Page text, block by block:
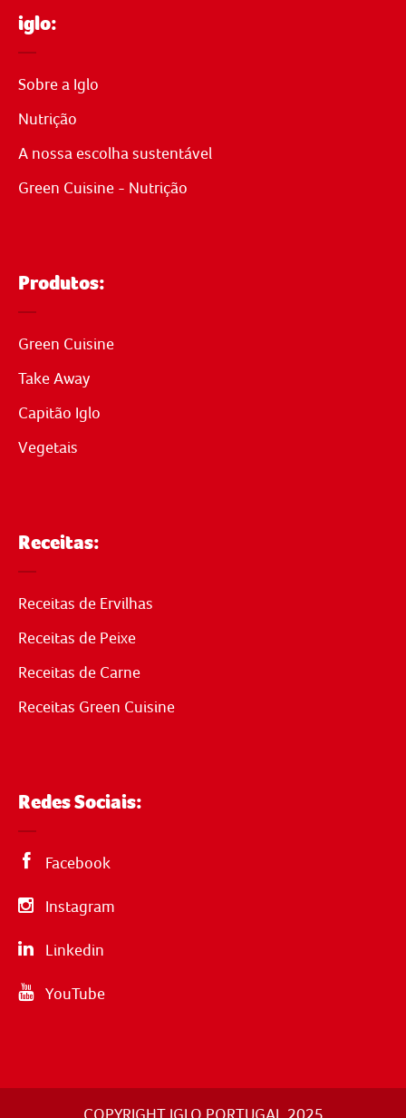
iglo:
Sobre a Iglo
Nutrição
A nossa escolha sustentável
Green Cuisine - Nutrição
Produtos:
Green Cuisine
Take Away
Capitão Iglo
Vegetais
Receitas:
Receitas de Ervilhas
Receitas de Peixe
Receitas de Carne
Receitas Green Cuisine
Redes Sociais:
Facebook
Instagram
Linkedin
YouTube
COPYRIGHT IGLO PORTUGAL 2025